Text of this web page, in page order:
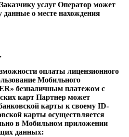
услуг Оператор может
данные о месте нахождения
оплаты лицензионного
Мобильного
безналичным платежом с
карт Партнер может
карты к своему ID-
карты осуществляется
в Мобильном приложении
данных: